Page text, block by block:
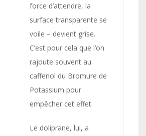
force d’attendre, la
surface transparente se
voile – devient grise.
C’est pour cela que l’on
rajoute souvent au
caffenol du Bromure de
Potassium pour
empêcher cet effet.
Le doliprane, lui, a